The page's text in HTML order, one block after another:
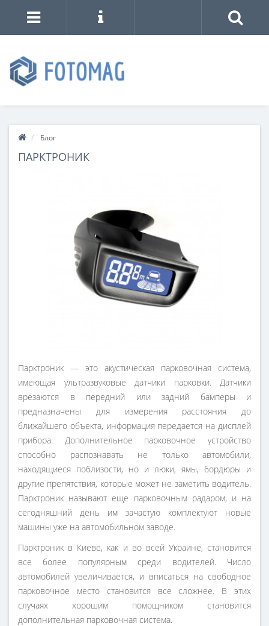
Блог
ПАРКТРОНИК
Парктроник — это акустическая парковочная система,
имеющая ультразвуковые датчики парковки. Датчики
врезаются в передний или задний бамперы и
предназначены для измерения расстояния до
ближайшего объекта, информация передается на дисплей
прибора. Дополнительное парковочное устройство
способно распознавать не только автомобили,
находящиеся поблизости, но и люки, ямы, бордюры и
другие препятствия, которые может не заметить водитель.
Парктроник называют еще парковочным радаром, и на
сегодняшний день им зачастую комплектуют новые
машины уже на автомобильном заводе.
Парктроник в Киеве, как и во всей Украине, становится
все более популярным среди водителей. Число
автомобилей увеличивается, и вписаться на свободное
парковочное место становится все сложнее. В этих
случаях хорошим помощником становится
дополнительная парковочная система.